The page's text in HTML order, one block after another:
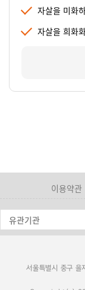
자살을 미화
자살을 희화
이용약관
서울특별시 중구 을